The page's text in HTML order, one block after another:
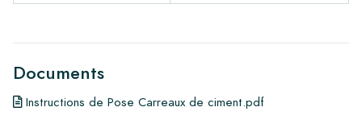
Documents
Instructions de Pose Carreaux de ciment.pdf